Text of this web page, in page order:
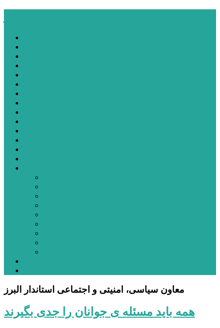
معاون سیاسی، امنیتی و اجتماعی استاندار البرز
همه باید مسئله ی جوانان را جدی بگیرند